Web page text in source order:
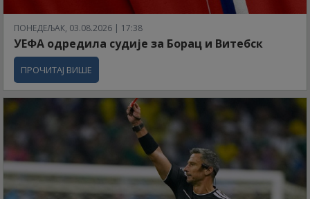
ПОНЕДЕЉАК, 03.08.2026 | 17:38
УЕФА одредила судије за Борац и Витебск
ПРОЧИТАЈ ВИШЕ